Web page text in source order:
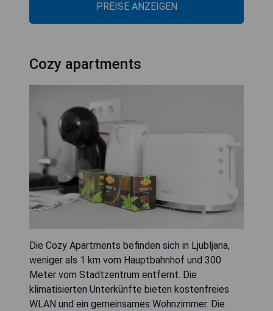
PREISE ANZEIGEN
Cozy apartments
Die Cozy Apartments befinden sich in Ljubljana,
weniger als 1 km vom Hauptbahnhof und 300
Meter vom Stadtzentrum entfernt. Die
klimatisierten Unterkünfte bieten kostenfreies
WLAN und ein gemeinsames Wohnzimmer. Die